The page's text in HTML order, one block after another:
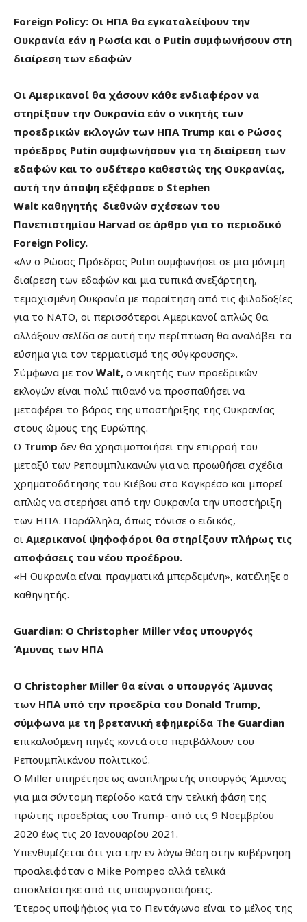
Foreign Policy: Οι ΗΠΑ θα εγκαταλείψουν την
Ουκρανία εάν η Ρωσία και ο Putin συμφωνήσουν στη
διαίρεση των εδαφών
Οι Αμερικανοί θα χάσουν κάθε ενδιαφέρον να
στηρίξουν την Ουκρανία εάν ο νικητής των
προεδρικών εκλογών των ΗΠΑ Trump και ο Ρώσος
πρόεδρος Putin συμφωνήσουν για τη διαίρεση των
εδαφών και το ουδέτερο καθεστώς της Ουκρανίας,
αυτή την άποψη εξέφρασε ο Stephen
Walt καθηγητής διεθνών σχέσεων του
Πανεπιστημίου Harvad σε άρθρο για το περιοδικό
Foreign Policy.
«Αν ο Ρώσος Πρόεδρος Putin συμφωνήσει σε μια μόνιμη
διαίρεση των εδαφών και μια τυπικά ανεξάρτητη,
τεμαχισμένη Ουκρανία με παραίτηση από τις φιλοδοξίες
για το ΝΑΤΟ, οι περισσότεροι Αμερικανοί απλώς θα
αλλάξουν σελίδα σε αυτή την περίπτωση θα αναλάβει τα
εύσημα για τον τερματισμό της σύγκρουσης».
Σύμφωνα με τον Walt, ο νικητής των προεδρικών
εκλογών είναι πολύ πιθανό να προσπαθήσει να
μεταφέρει το βάρος της υποστήριξης της Ουκρανίας
στους ώμους της Ευρώπης.
Ο Trump δεν θα χρησιμοποιήσει την επιρροή του
μεταξύ των Ρεπουμπλικανών για να προωθήσει σχέδια
χρηματοδότησης του Κιέβου στο Κογκρέσο και μπορεί
απλώς να στερήσει από την Ουκρανία την υποστήριξη
των ΗΠΑ. Παράλληλα, όπως τόνισε ο ειδικός,
οι Αμερικανοί ψηφοφόροι θα στηρίξουν πλήρως τις
αποφάσεις του νέου προέδρου.
«Η Ουκρανία είναι πραγματικά μπερδεμένη», κατέληξε ο
καθηγητής.
Guardian: O Christopher Miller νέος υπουργός
Άμυνας των ΗΠΑ
Ο Christopher Miller θα είναι ο υπουργός Άμυνας
των ΗΠΑ υπό την προεδρία του Donald Trump,
σύμφωνα με τη βρετανική εφημερίδα The Guardian
επικαλούμενη πηγές κοντά στο περιβάλλουν του
Ρεπουμπλικάνου πολιτικού.
Ο Miller υπηρέτησε ως αναπληρωτής υπουργός Άμυνας
για μια σύντομη περίοδο κατά την τελική φάση της
πρώτης προεδρίας του Trump- από τις 9 Νοεμβρίου
2020 έως τις 20 Ιανουαρίου 2021.
Υπενθυμίζεται ότι για την εν λόγω θέση στην κυβέρνηση
προαλειφόταν ο Mike Pompeo αλλά τελικά
αποκλείστηκε από τις υπουργοποιήσεις.
Έτερος υποψήφιος για το Πεντάγωνο είναι το μέλος της